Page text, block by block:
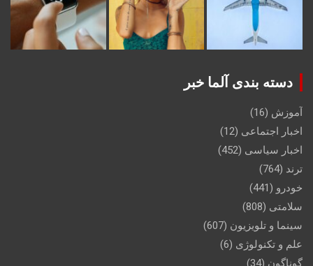
دسته بندی آلما خبر
آموزش (16)
اخبار اجتماعی (12)
اخبار سیاسی (452)
ترند (764)
خودرو (441)
سلامتی (808)
سینما و تلویزیون (607)
علم و تکنولوژی (6)
گوناگون (34)